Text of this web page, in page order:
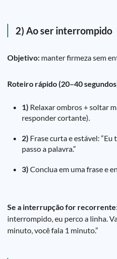
2) Ao ser interrompido
Objetivo: manter firmeza sem
Roteiro rápido (20–40
1) Relaxar ombros + soltar
responder cortante).
2) Frase curta e estável:
passo a palavra.”
3) Conclua em uma frase e
Se a interrupção for
interrompido, eu perco a linha.
minuto, você fala 1 minuto.”